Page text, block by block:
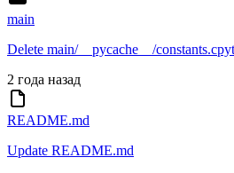
main
Delete main/__pycache__/
2 года назад
README.md
Update README.md